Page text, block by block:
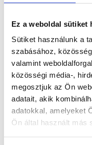
Ez a weboldal sütiket
Sütiket használunk a
szabásához,
valamint
közösségi média-,
megosztjuk az Ön
adatait, akik
adatokkal, amelyeket
Ön által használt más
Összes szakterület
Főoldal Klinikák
Allergológus,